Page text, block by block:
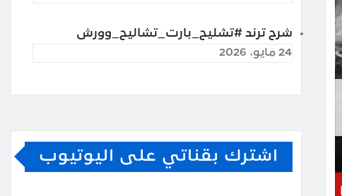
شرح ترند #تشليح_بارت_تشاليح_وورش
24 مايو، 2026
اشترك بقناتي على اليوتيوب